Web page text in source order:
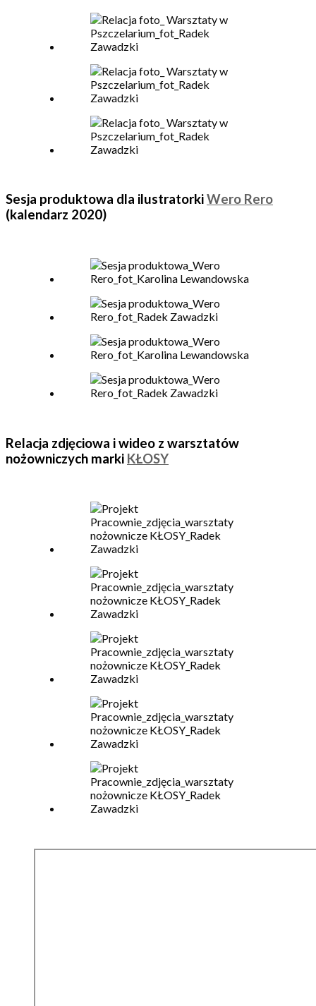
Sesja produktowa dla ilustratorkiWero Rero
(kalendarz 2020)
Relacja zdjęciowa i wideo z warsztatów
nożowniczych marki KŁOSY